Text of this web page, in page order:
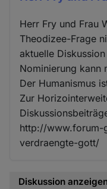
Herr Fry und Frau
Theodizee-Frage
aktuelle
Nominierung kann
Der Humanismus
Zur
http://www.forum-
verdraengte-gott/
Diskussion